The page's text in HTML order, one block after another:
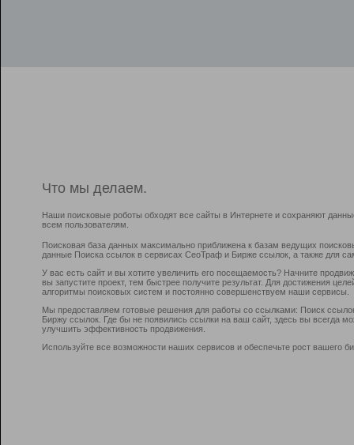
Что мы делаем.
Наши поисковые роботы обходят все сайты в Интернете и сохраняют
всем пользователям.
Поисковая база данных максимально приближена к базам ведущих
данные Поиска ссылок в сервисах СеоТраф и Бирже ссылок, а также для
У вас есть сайт и вы хотите увеличить его посещаемость? Начните
вы запустите проект, тем быстрее получите результат. Для достижения
алгоритмы поисковых систем и постоянно совершенствуем наши сервисы.
Мы предоставляем готовые решения для работы со ссылками: Поиск
Биржу ссылок. Где бы не появились ссылки на ваш сайт, здесь вы всегда
улучшить эффективность продвижения.
Используйте все возможности наших сервисов и обеспечьте рост вашего